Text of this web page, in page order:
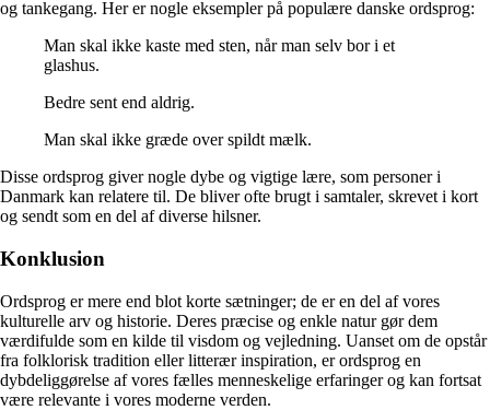
og tankegang. Her er nogle eksempler på populære danske ordsprog:
Man skal ikke kaste med sten, når man selv bor i et
glashus.
Bedre sent end aldrig.
Man skal ikke græde over spildt mælk.
Disse ordsprog giver nogle dybe og vigtige lære, som personer i
Danmark kan relatere til. De bliver ofte brugt i samtaler, skrevet i kort
og sendt som en del af diverse hilsner.
Konklusion
Ordsprog er mere end blot korte sætninger; de er en del af vores
kulturelle arv og historie. Deres præcise og enkle natur gør dem
værdifulde som en kilde til visdom og vejledning. Uanset om de opstår
fra folklorisk tradition eller litterær inspiration, er ordsprog en
dybdeliggørelse af vores fælles menneskelige erfaringer og kan fortsat
være relevante i vores moderne verden.